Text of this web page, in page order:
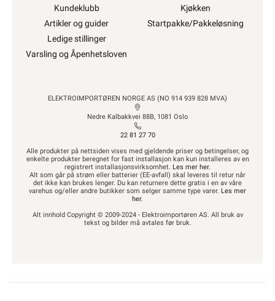
Kundeklubb
Artikler og guider
Ledige stillinger
Varsling og Åpenhetsloven
Kjøkken
Startpakke/Pakkeløsning
ELEKTROIMPORTØREN NORGE AS (NO 914 939 828 MVA)
Nedre Kalbakkvei 88B, 1081 Oslo
22 81 27 70
Alle produkter på nettsiden vises med gjeldende priser og betingelser, og
enkelte produkter beregnet for fast installasjon kan kun installeres av en
registrert installasjonsvirksomhet. Les mer her.
Alt som går på strøm eller batterier (EE-avfall) skal leveres til retur når
det ikke kan brukes lenger. Du kan returnere dette gratis i en av våre
varehus og/eller andre butikker som selger samme type varer. Les mer
her.
Alt innhold Copyright © 2009-2024 - Elektroimportøren AS. All bruk av
tekst og bilder må avtales før bruk.